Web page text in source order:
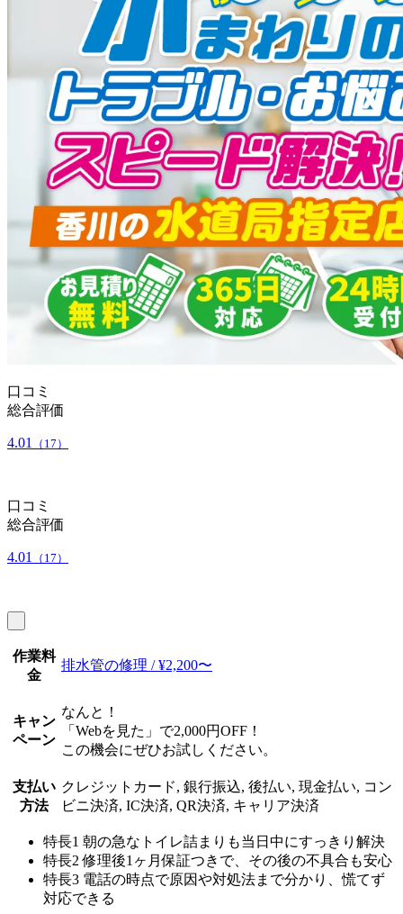
口コミ
総合評価
4.01 （17）
口コミ
総合評価
4.01 （17）
作業料
金
排水管の修理 / ¥2,200〜
キャン
ペーン
なんと！
「Webを見た」で2,000円OFF！
この機会にぜひお試しください。
支払い
方法
クレジットカード, 銀行振込, 後払い, 現金払い, コン
ビニ決済, IC決済, QR決済, キャリア決済
特長1 朝の急なトイレ詰まりも当日中にすっきり解決
特長2 修理後1ヶ月保証つきで、その後の不具合も安心
特長3 電話の時点で原因や対処法まで分かり、慌てず
対応できる